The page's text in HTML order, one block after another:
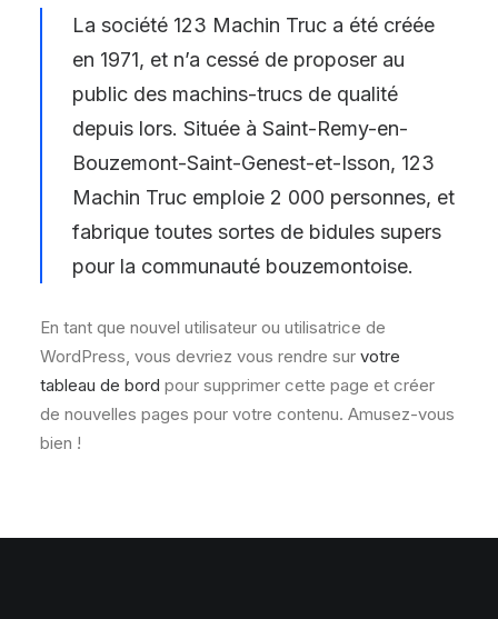
La société 123 Machin Truc a été créée
en 1971, et n’a cessé de proposer au
public des machins-trucs de qualité
depuis lors. Située à Saint-Remy-en-
Bouzemont-Saint-Genest-et-Isson, 123
Machin Truc emploie 2 000 personnes, et
fabrique toutes sortes de bidules supers
pour la communauté bouzemontoise.
En tant que nouvel utilisateur ou utilisatrice de
WordPress, vous devriez vous rendre sur votre
tableau de bord pour supprimer cette page et créer
de nouvelles pages pour votre contenu. Amusez-vous
bien !